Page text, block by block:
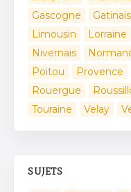
Gascogne
Gatinais
Limousin
Lorraine
Nivernais
Poitou
Provence
Rouergue
Touraine
Velay
SUJETS